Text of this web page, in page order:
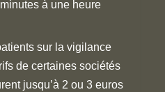
à une heure
sur la vigilance
de certaines sociétés
jusqu’à 2 ou 3 euros